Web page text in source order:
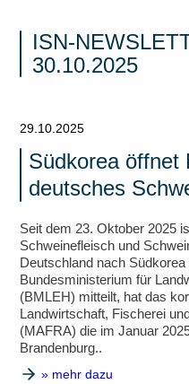
ISN-
30.10.2025
29.10.2025
Südkorea öffnet
deutsches
Seit dem 23. Oktober 2025
Schweinefleisch und
Deutschland nach
Bundesministerium für
(BMLEH) mitteilt, hat das
Landwirtschaft, Fischerei
(MAFRA) die im Januar
Brandenburg..
» mehr dazu